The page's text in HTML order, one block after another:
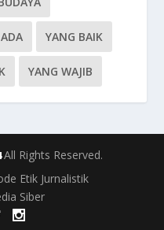
YANG BAIK
YANG WAJIB
All Rights Reserved.
Etik Jurnalistik
Siber